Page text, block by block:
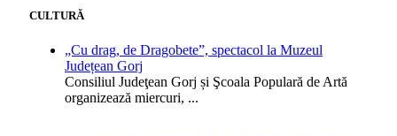
CULTURĂ
„Cu drag, de Dragobete”, spectacol la Muzeul
Județean Gorj
Consiliul Judeţean Gorj și Şcoala Populară de Artă
organizează miercuri, ...